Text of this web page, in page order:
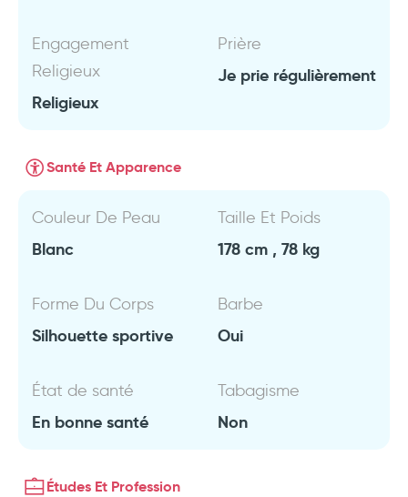
Engagement
Religieux
Religieux
Prière
Je prie régulièrement
Santé Et Apparence
Couleur De Peau
Blanc
Taille Et Poids
178 cm , 78 kg
Forme Du Corps
Silhouette sportive
Barbe
Oui
État de santé
En bonne santé
Tabagisme
Non
Études Et Profession